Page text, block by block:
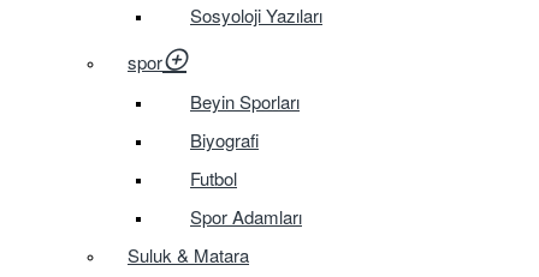
Sosyoloji Yazıları
spor
Beyin Sporları
Biyografi
Futbol
Spor Adamları
Suluk & Matara